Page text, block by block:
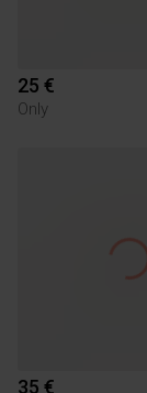
25 €
Only
35 €